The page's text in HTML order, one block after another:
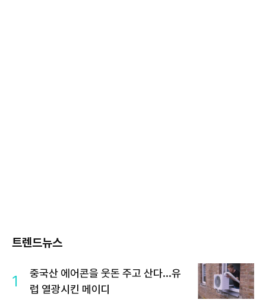
트렌드뉴스
1
중국산 에어콘을 웃돈 주고 산다...유
럽 열광시킨 메이디